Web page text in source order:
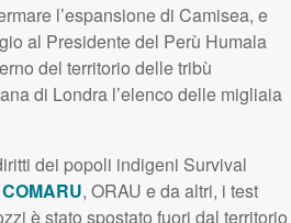
l’espansione di Camisea, e
al Presidente del Perù Humala
del territorio delle tribù
di Londra l’elenco delle migliaia
dei popoli indigeni Survival
COMARU, ORAU e da altri, i test
è stato spostato fuori dal territorio